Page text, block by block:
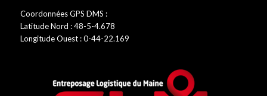
Coordonnées GPS DMS :
Latitude Nord : 48-5-4.678
Longitude Ouest : 0-44-22.169